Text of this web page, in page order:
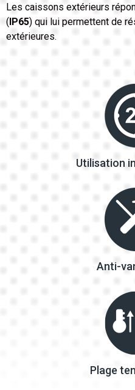
Les caissons extérieurs
(IP65) qui lui permettent de
extérieures.
Utilisation
Anti-
Plage